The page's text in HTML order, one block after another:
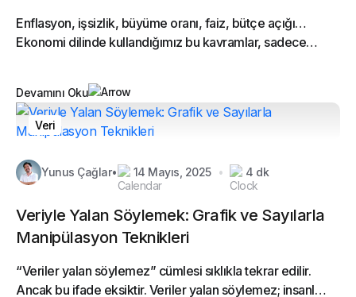
Enflasyon, işsizlik, büyüme oranı, faiz, bütçe açığı…
Ekonomi dilinde kullandığımız bu kavramlar, sadece
yönlendirme gücüne...
Devamını Oku
Veri
Yunus Çağlar• 14 Mayıs, 2025 • 4 dk
Veriyle Yalan Söylemek: Grafik ve Sayılarla
Manipülasyon Teknikleri
“Veriler yalan söylemez” cümlesi sıklıkla tekrar edilir.
Ancak bu ifade eksiktir. Veriler yalan söylemez; insanlar